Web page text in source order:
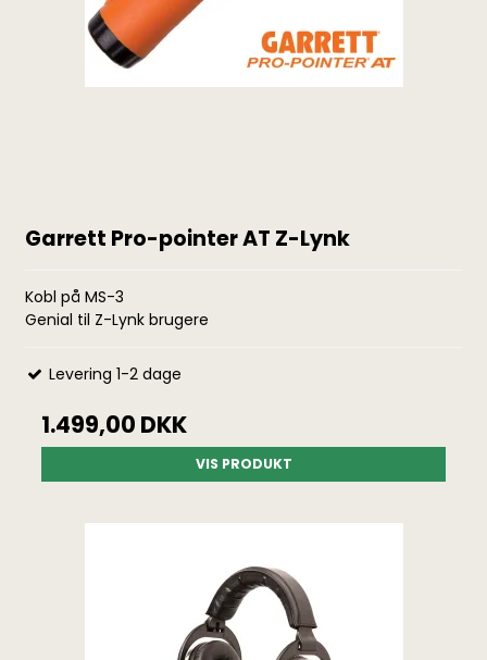
Garrett Pro-pointer AT Z-Lynk
Kobl på MS-3
Genial til Z-Lynk brugere
Levering 1-2 dage
1.499,00 DKK
VIS PRODUKT